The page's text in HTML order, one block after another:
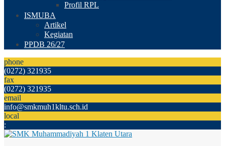
Profil RPL
ISMUBA
Artikel
Kegiatan
PPDB 26/27
phone
(0272) 321935
fax
(0272) 321935
email
info@smkmuh1kltu.sch.id
local
: